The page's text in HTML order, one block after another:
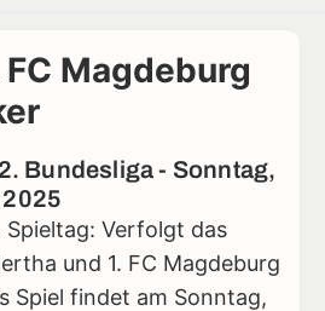
Magdeburg
Bundesliga - Sonntag,
2025
Spieltag: Verfolgt das
und 1. FC Magdeburg
Spiel findet am Sonntag,